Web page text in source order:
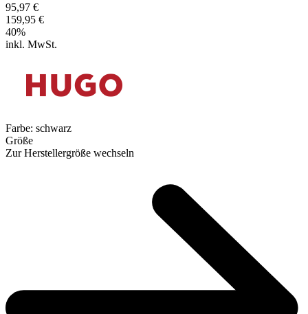
95,97 €
159,95 €
40%
inkl. MwSt.
Farbe: schwarz
Größe
Zur Herstellergröße wechseln